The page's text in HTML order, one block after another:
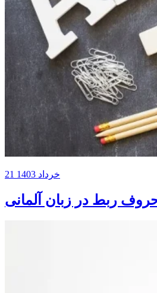
21 خرداد 1403
ربط در زبان آلمانی